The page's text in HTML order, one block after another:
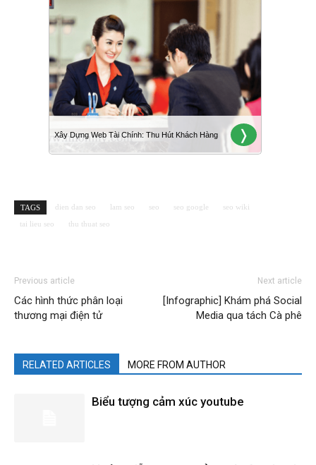
TAGS dien dan seo lam seo seo seo google
seo wiki
tai lieu seo
thu thuat seo
Previous article
Các hình thức phân loại
thương mại điện tử
Next article
[Infographic] Khám phá Social
Media qua tách Cà phê
RELATED ARTICLES MORE FROM AUTHOR
Biểu tượng cảm xúc youtube